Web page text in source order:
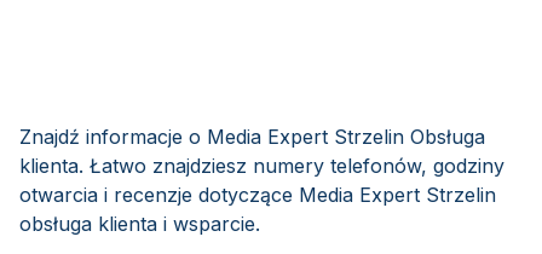
Znajdź informacje o Media Expert Strzelin Obsługa
klienta. Łatwo znajdziesz numery telefonów, godziny
otwarcia i recenzje dotyczące Media Expert Strzelin
obsługa klienta i wsparcie.